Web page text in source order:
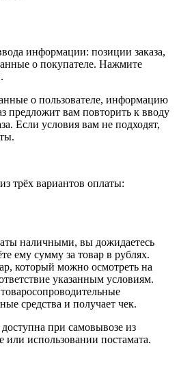
информации: позиции заказа,
о покупателе. Нажмите
о пользователе, информацию
предложит вам повторить к вводу
Если условия вам не подходят,
трёх вариантов оплаты:
наличными, вы дожидаетесь
ему сумму за товар в рублях.
который можно осмотреть на
указанным условиям.
средства и получает чек.
при самовывозе из
или использовании постамата.